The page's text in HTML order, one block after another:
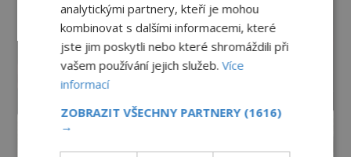
analytickými partnery, kteří je mohou
kombinovat s dalšími informacemi, které
jste jim poskytli nebo které shromáždili při
vašem používání jejich služeb.Více
informací
ZOBRAZIT VŠECHNY PARTNERY (1616)
→